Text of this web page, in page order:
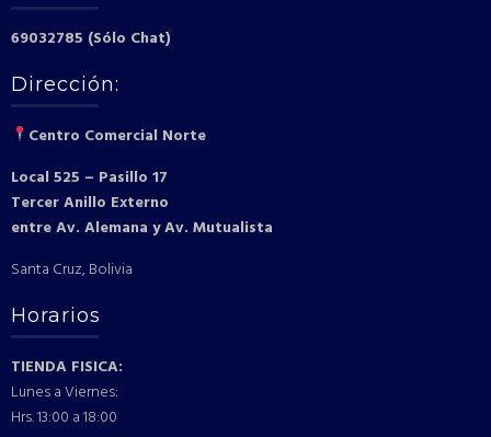
69032785 (Sólo Chat)
Dirección:
Centro Comercial Norte
Local 525 – Pasillo 17
Tercer Anillo Externo
entre Av. Alemana y Av. Mutualista
Santa Cruz, Bolivia
Horarios
TIENDA FISICA:
Lunes a Viernes:
Hrs. 13:00 a 18:00